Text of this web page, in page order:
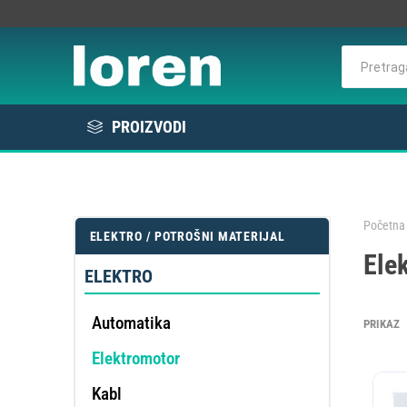
PROIZVODI
Bela tehnika
Elektro / Potrošni materijal
Profesionalna oprema
ELEKTRO / POTROŠNI MATERIJAL
ELEKTRO
Automatika
Elektromotor
Kabl
PRIKAZ